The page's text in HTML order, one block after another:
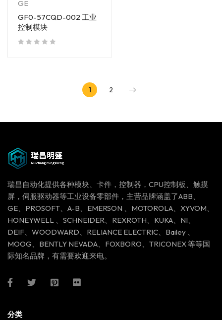
GE
GF0-57CQD-002 工业
控制模块
1 2
瑞昌自动化提供各种模块、卡件，控制器，CPU控制板、触摸
屏，伺服驱动器等工业设备零部件，主营品牌涵盖了ABB、
GE、PROSOFT、A-B、EMERSON 、MOTOROLA、XYVOM、
HONEYWELL 、SCHNEIDER、REXROTH、KUKA、NI、
DEIF、WOODWARD、RELIANCE ELECTRIC、Bailey 、
MOOG、BENTLY NEVADA、FOXBORO、TRICONEX 等等国
际知名品牌，有需要欢迎来电。
分类